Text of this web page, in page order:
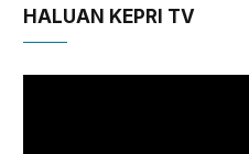
HALUAN KEPRI TV